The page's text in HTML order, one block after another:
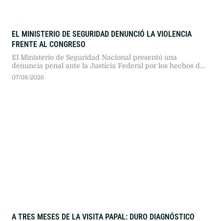
EL MINISTERIO DE SEGURIDAD DENUNCIÓ LA VIOLENCIA
FRENTE AL CONGRESO
El Ministerio de Seguridad Nacional presentó una
denuncia penal ante la Justicia Federal por los hechos de
violencia ocurridos frente al Congreso durante la sesión
07/08/2026
A TRES MESES DE LA VISITA PAPAL: DURO DIAGNÓSTICO